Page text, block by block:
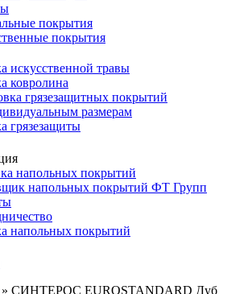
покрытия
покрытия
искусственной травы
ковролина
грязезащитных покрытий
размерам
грязезащиты
напольных покрытий
напольных покрытий ФТ Групп
напольных покрытий
» СИНТЕРОС EUROSTANDARD Дуб